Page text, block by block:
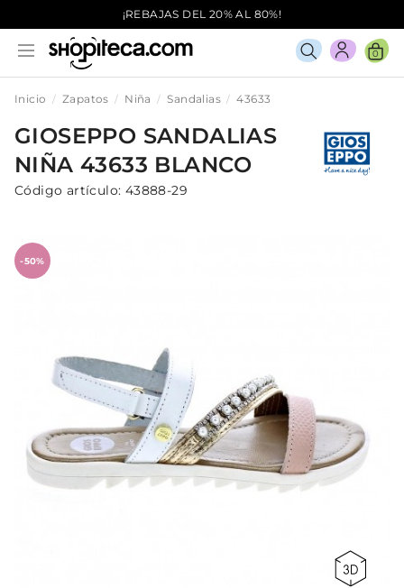
¡REBAJAS DEL 20% AL 80%!
0
Inicio Zapatos Niña Sandalias 43633
GIOSEPPO SANDALIAS
NIÑA 43633 BLANCO
Código artículo: 43888-29
-50%